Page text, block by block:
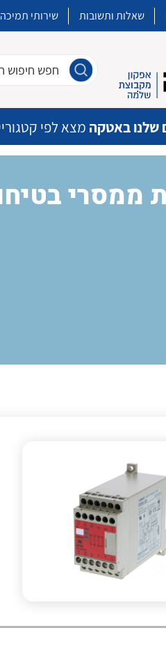
שאלות ותשובות שירותי תמיכה
חפש חיפוש
שלנו באטקה מצא לפי
| זמינות
לחשמל, בקרה ואלקטרוניקה